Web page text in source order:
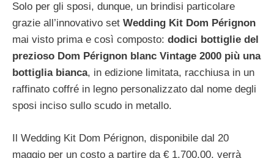
Solo per gli sposi, dunque, un brindisi particolare
grazie all’innovativo set Wedding Kit Dom Pérignon
mai visto prima e così composto: dodici bottiglie del
prezioso Dom Pérignon blanc Vintage 2000 più una
bottiglia bianca, in edizione limitata, racchiusa in un
raffinato coffré in legno personalizzato dal nome degli
sposi inciso sullo scudo in metallo.
Il Wedding Kit Dom Pérignon, disponibile dal 20
maggio per un costo a partire da € 1.700,00, verrà